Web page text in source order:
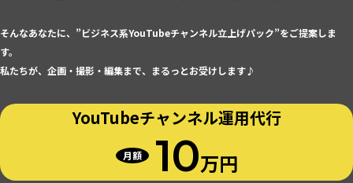
そんなあなたに、”ビジネス系YouTubeチャンネル立上げパック”をご提案しま
す。
私たちが、企画・撮影・編集まで、まるっとお受けします♪
YouTubeチャンネル運用代行
月額 10万円